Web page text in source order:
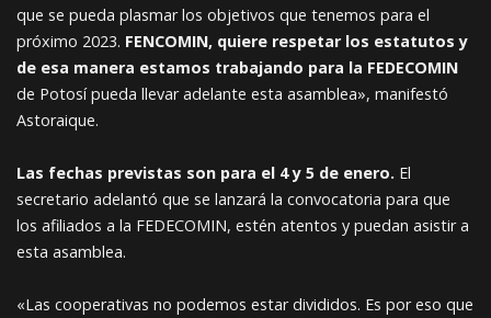
que se pueda plasmar los objetivos que tenemos para el
próximo 2023. FENCOMIN, quiere respetar los estatutos y
de esa manera estamos trabajando para la FEDECOMIN
de Potosí pueda llevar adelante esta asamblea», manifestó
Astoraique.
Las fechas previstas son para el 4 y 5 de enero. El
secretario adelantó que se lanzará la convocatoria para que
los afiliados a la FEDECOMIN, estén atentos y puedan asistir a
esta asamblea.
«Las cooperativas no podemos estar divididos. Es por eso que